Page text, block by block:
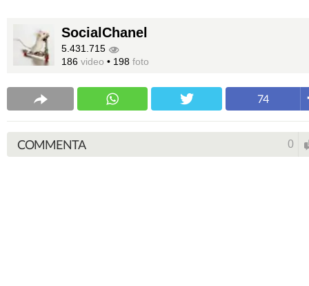
SocialChanel
5.431.715
186 video • 198 foto
74
COMMENTA 0